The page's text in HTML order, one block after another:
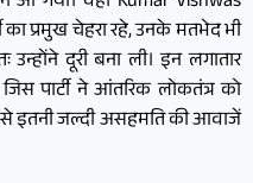
प्रमुख चेहरा रहे, उनके मतभेद भी
दूरी बना ली। इन लगातार
पार्टी ने आंतरिक लोकतंत्र को
इतनी जल्दी असहमति की आवाजें